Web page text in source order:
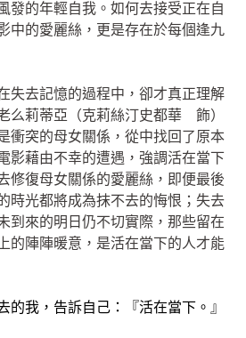
發的年輕自我。如何去接受正在自
中的愛麗絲，更是存在於每個逢九
失去記憶的過程中，卻才真正理解
么莉蒂亞（克莉絲汀史都華 飾）
衝突的母女關係，從中找回了原本
影藉由不幸的遭遇，強調活在當下
修復母女關係的愛麗絲，即便最後
時光都將成為抹不去的悔恨；失去
到來的明日仍不切實際，那些留在
的陣陣暖意，是活在當下的人才能
的我，告訴自己：『活在當下。』